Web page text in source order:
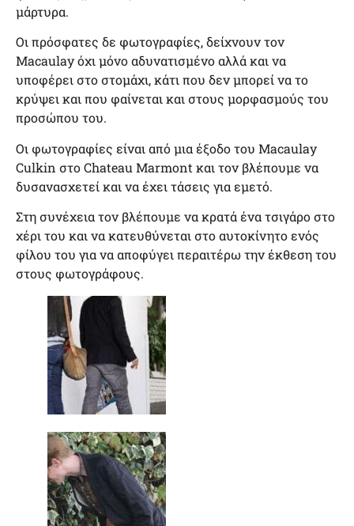
μάρτυρα.
Οι πρόσφατες δε φωτογραφίες, δείχνουν τον
Macaulayόχι μόνο αδυνατισμένο αλλά και να
υποφέρει στο στομάχι, κάτι που δεν μπορεί να το
κρύψει και που φαίνεται και στους μορφασμούς του
προσώπου του.
Οι φωτογραφίες είναι από μια έξοδο του Macaulay
Culkin στο Chateau Marmont και τον βλέπουμε να
δυσανασχετεί και να έχει τάσεις για εμετό.
Στη συνέχεια τον βλέπουμε να κρατά ένα τσιγάρο στο
χέρι του και να κατευθύνεται στο αυτοκίνητο ενός
φίλου του για να αποφύγει περαιτέρω την έκθεση του
στους φωτογράφους.